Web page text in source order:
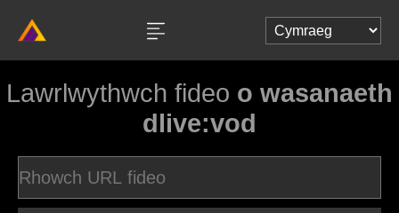
Lawrlwythwch fideo o wasanaeth
dlive:vod